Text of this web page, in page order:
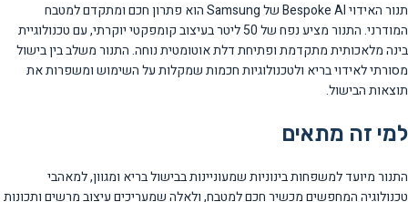
תנור האידוי Bespoke AI של Samsung הוא פתרון חכם ומתקדם למטבח
המודרני. התנור מציע נפח של 50 ליטר בעיצוב קומפקטי יוקרתי, עם טכנולוגיית
בינה מלאכותית מתקדמת ופתיחת דלת אוטומטית נוחה. התנור משלב בין בישול
מסורתי לאידוי בריא ולטכנולוגיות חכמות שמקלות על השימוש ומשפרות את
תוצאות הבישול.
למי זה מתאים
התנור מיועד למשפחות בינוניות שמעוניינות בבישול בריא ומגוון, למאהבי
טכנולוגיה המחפשים מכשיר חכם למטבח, ולאלה שמעריכים עיצוב מרשים ותכונות